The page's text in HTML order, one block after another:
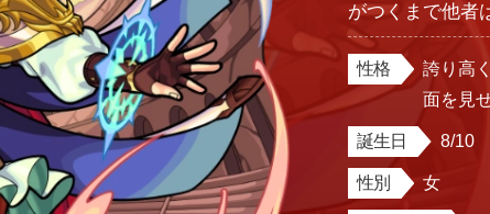
がつくまで他者
性格
誇り高
面を見
誕生日 8/10
性別 女